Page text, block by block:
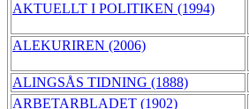
AKTUELLT I POLITIKEN (1994)
ALEKURIREN (2006)
ALINGSÅS TIDNING (1888)
ARBETARBLADET (1902)